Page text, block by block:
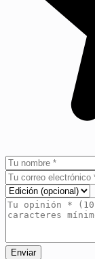
Enviar